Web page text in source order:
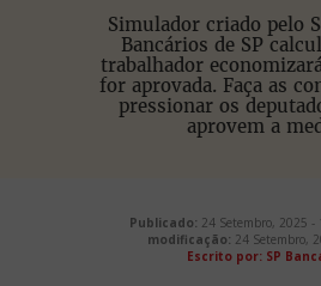
Simulador criado pelo
Bancários de SP
trabalhador
for aprovada. Faça as
pressionar os
aprovem a
Publicado: 24 Setembro, 2025 -
modificação: 24 Setembro,
Escrito por: SP